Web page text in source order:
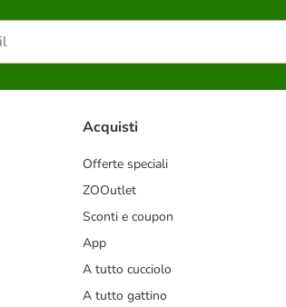
Acquisti
Offerte speciali
ZOOutlet
Sconti e coupon
App
A tutto cucciolo
A tutto gattino